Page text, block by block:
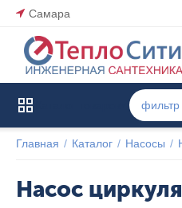
Самара
Главная / Каталог / Насосы /
Насос